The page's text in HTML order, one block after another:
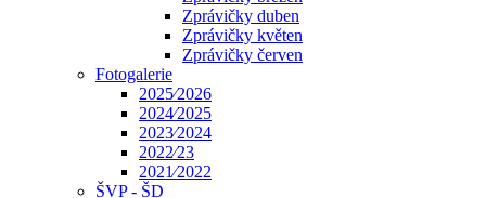
Zprávičky duben
Zprávičky květen
Zprávičky červen
Fotogalerie
2025⁄2026
2024⁄2025
2023⁄2024
2022⁄23
2021⁄2022
ŠVP - ŠD